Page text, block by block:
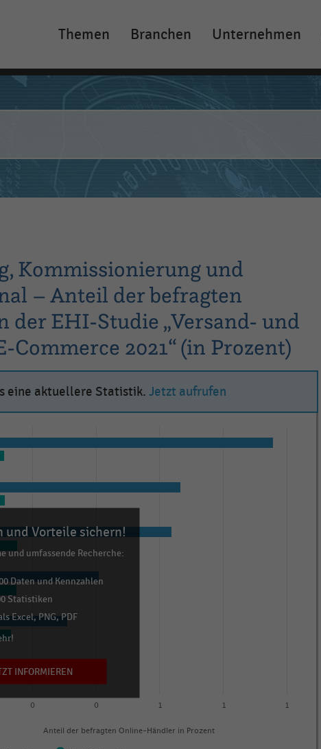
Main
navigation
Themen Branchen Unternehmen
Kommissionierung und
– Anteil der befragten
EHI-Studie „Versand- und
2021“ (in Prozent)
eine aktuellere Statistik. Jetzt aufrufen
Anteil der befragten Online-Händler in Prozent
0 0 1 1 1
und Vorteile sichern!
und umfassende Recherche:
Daten und Kennzahlen
Statistiken
Excel, PNG, PDF
INFORMIEREN